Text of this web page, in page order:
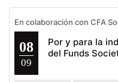
En colaboración con CFA
08
09
Por y para la
del Funds